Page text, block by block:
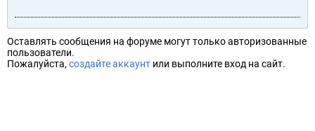
Оставлять сообщения на форуме могут только авторизованные
пользователи.
Пожалуйста, создайте аккаунт или выполните вход на сайт.